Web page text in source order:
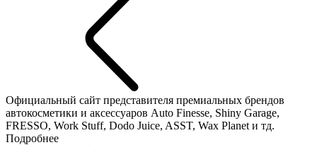
Официальный сайт представителя премиальных брендов
автокосметики и аксессуаров Auto Finesse, Shiny Garage,
FRESSO, Work Stuff, Dodo Juice, ASST, Wax Planet и тд.
Подробнее